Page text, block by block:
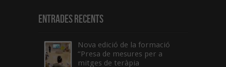
Entrades recents
Nova edició de la formació
“Presa de mesures per a
mitges de teràpia